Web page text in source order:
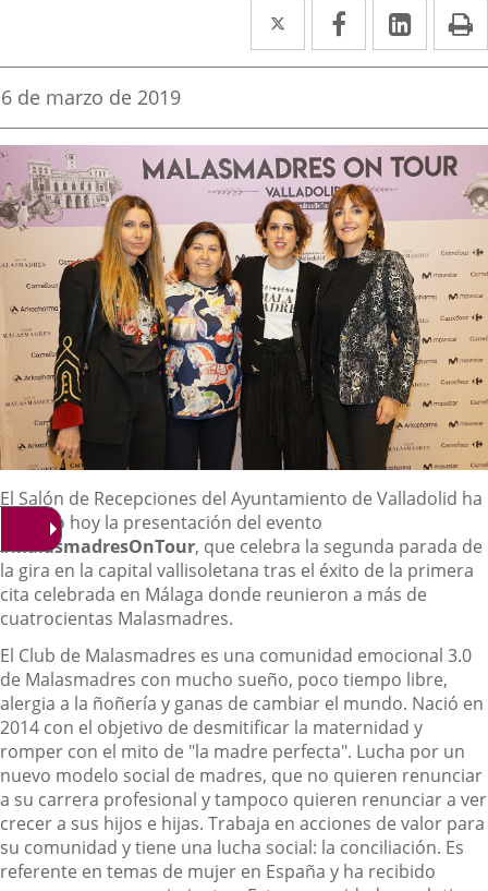
Twitter
Enlace
a
aplicación
externa.
Facebook
Enlace
a
aplicación
externa.
Enlace
a
Fecha
la
noticia
6 de marzo de 2019
Descripción
El Salón de Recepciones del Ayuntamiento de Valladolid ha
acogido hoy la presentación del evento
#MalasmadresOnTour, que celebra la segunda parada de
la gira en la capital vallisoletana tras el éxito de la primera
cita celebrada en Málaga donde reunieron a más de
cuatrocientas Malasmadres.
El Club de Malasmadres es una comunidad emocional 3.0
de Malasmadres con mucho sueño, poco tiempo libre,
alergia a la ñoñería y ganas de cambiar el mundo. Nació en
2014 con el objetivo de desmitificar la maternidad y
romper con el mito de "la madre perfecta". Lucha por un
nuevo modelo social de madres, que no quieren renunciar
a su carrera profesional y tampoco quieren renunciar a ver
crecer a sus hijos e hijas. Trabaja en acciones de valor para
su comunidad y tiene una lucha social: la conciliación. Es
referente en temas de mujer en España y ha recibido